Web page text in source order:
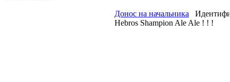
Донос на начальника
Hebros Shampion Ale Ale ! ! !